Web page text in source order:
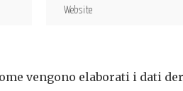
vengono elaborati i dati